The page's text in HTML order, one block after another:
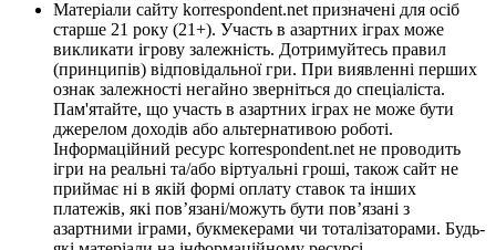
Матеріали сайту korrespondent.net призначені для осіб
старше 21 року (21+). Участь в азартних іграх може
викликати ігрову залежність. Дотримуйтесь правил
(принципів) відповідальної гри. При виявленні перших
ознак залежності негайно зверніться до спеціаліста.
Пам'ятайте, що участь в азартних іграх не може бути
джерелом доходів або альтернативою роботі.
Інформаційний ресурс korrespondent.net не проводить
ігри на реальні та/або віртуальні гроші, також сайт не
приймає ні в якій формі оплату ставок та інших
платежів, які пов’язані/можуть бути пов’язані з
азартними іграми, букмекерами чи тоталізаторами. Будь-